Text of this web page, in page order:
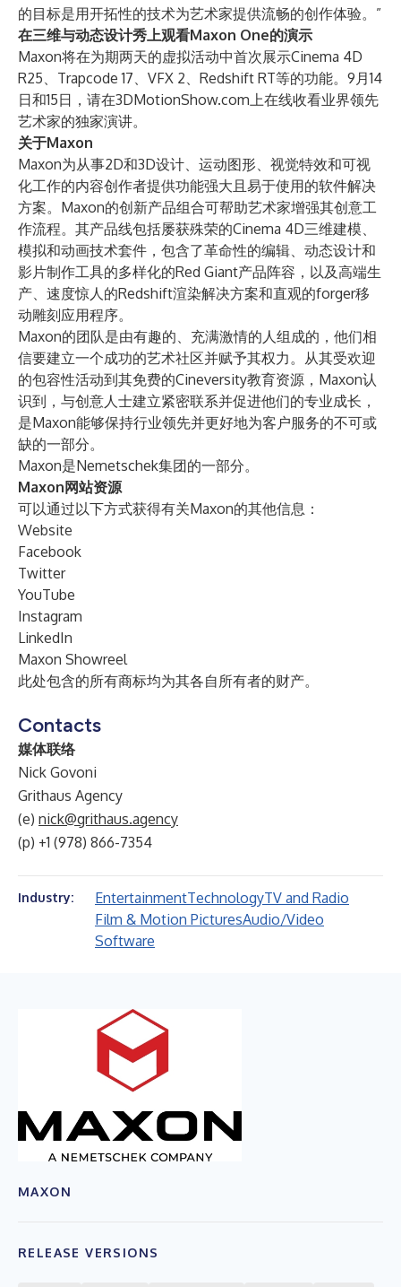
的目标是用开拓性的技术为艺术家提供流畅的创作体验。”
在三维与动态设计秀上观看Maxon One的演示
Maxon将在为期两天的虚拟活动中首次展示Cinema 4D
R25、Trapcode 17、VFX 2、Redshift RT等的功能。9月14
日和15日，请在3DMotionShow.com上在线收看业界领先
艺术家的独家演讲。
关于Maxon
Maxon为从事2D和3D设计、运动图形、视觉特效和可视
化工作的内容创作者提供功能强大且易于使用的软件解决
方案。Maxon的创新产品组合可帮助艺术家增强其创意工
作流程。其产品线包括屡获殊荣的Cinema 4D三维建模、
模拟和动画技术套件，包含了革命性的编辑、动态设计和
影片制作工具的多样化的Red Giant产品阵容，以及高端生
产、速度惊人的Redshift渲染解决方案和直观的forger移
动雕刻应用程序。
Maxon的团队是由有趣的、充满激情的人组成的，他们相
信要建立一个成功的艺术社区并赋予其权力。从其受欢迎
的包容性活动到其免费的Cineversity教育资源，Maxon认
识到，与创意人士建立紧密联系并促进他们的专业成长，
是Maxon能够保持行业领先并更好地为客户服务的不可或
缺的一部分。
Maxon是Nemetschek集团的一部分。
Maxon网站资源
可以通过以下方式获得有关Maxon的其他信息：
Website
Facebook
Twitter
YouTube
Instagram
LinkedIn
Maxon Showreel
此处包含的所有商标均为其各自所有者的财产。
Contacts
媒体联络
Nick Govoni
Grithaus Agency
(e) nick@grithaus.agency
(p) +1 (978) 866-7354
Industry: EntertainmentTechnologyTV and Radio
Film & Motion PicturesAudio/Video
Software
MAXON
RELEASE VERSIONS